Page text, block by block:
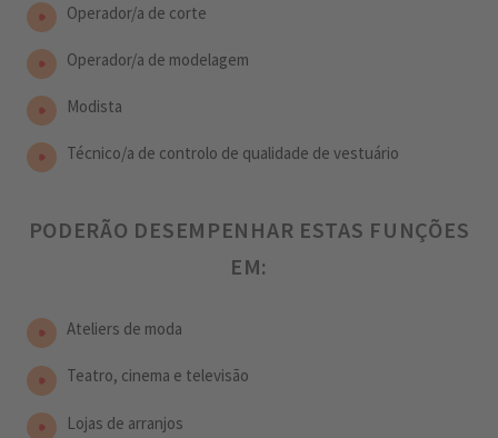
Operador/a de corte
Operador/a de modelagem
Modista
Técnico/a de controlo de qualidade de vestuário
PODERÃO DESEMPENHAR ESTAS FUNÇÕES
EM:
Ateliers de moda
Teatro, cinema e televisão
Lojas de arranjos